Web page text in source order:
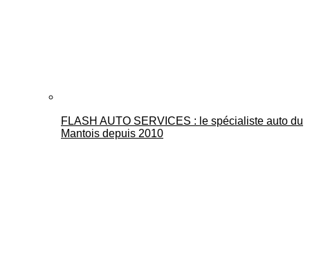
FLASH AUTO SERVICES : le spécialiste auto du
Mantois depuis 2010